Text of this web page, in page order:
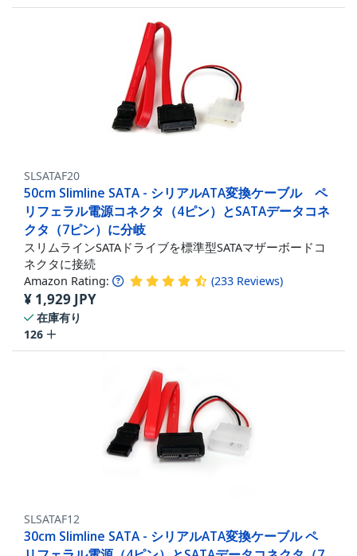
SLSATAF20
50cm Slimline SATA - シリアルATA変換ケーブル ペ
リフェラル電源コネクタ（4ピン）とSATAデータコネ
クタ（7ピン）に分岐
スリムラインSATAドライブを標準型SATAマザーボードコ
ネクタに接続
Amazon Rating: (233 Reviews)
¥ 1,929 JPY
在庫有り
126
SLSATAF12
30cm Slimline SATA - シリアルATA変換ケーブル ペ